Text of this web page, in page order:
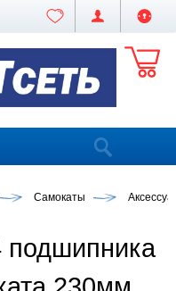
Самокаты
подшипника